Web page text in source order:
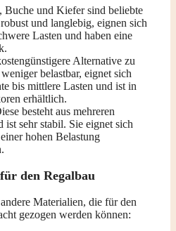
Buche und Kiefer sind beliebte
und langlebig, eignen sich
Lasten und haben eine
Alternative zu
belastbar, eignet sich
bis mittlere Lasten und ist in
erhältlich.
besteht aus mehreren
ist sehr stabil. Sie eignet sich
hohen Belastung
den Regalbau
Materialien, die für den
gezogen werden können: